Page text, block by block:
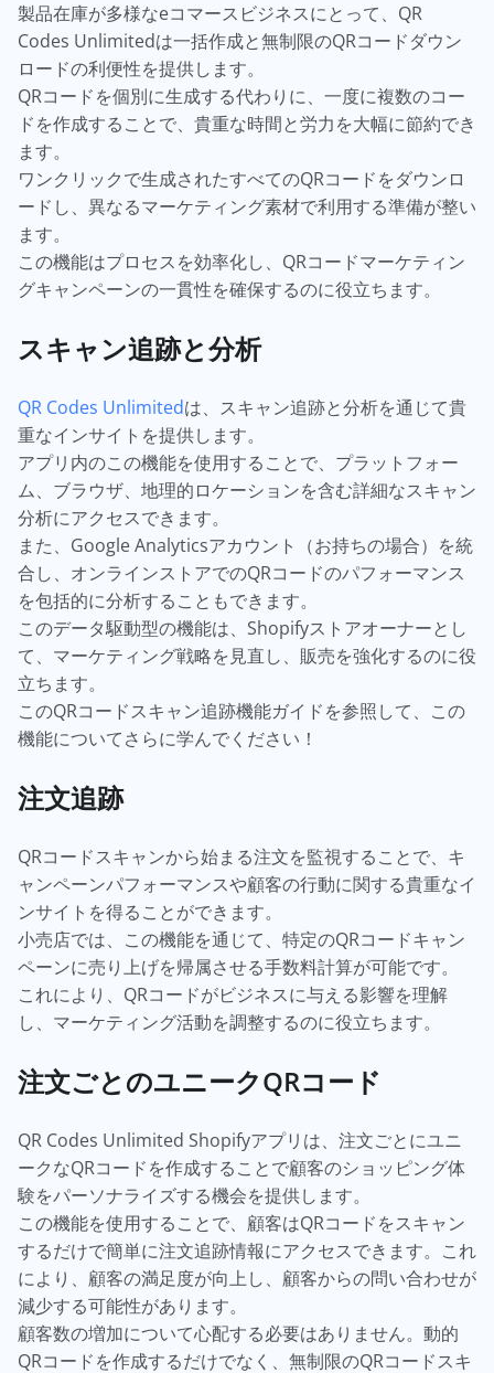
製品在庫が多様なeコマースビジネスにとって、QR
Codes Unlimitedは一括作成と無制限のQRコードダウン
ロードの利便性を提供します。
QRコードを個別に生成する代わりに、一度に複数のコー
ドを作成することで、貴重な時間と労力を大幅に節約でき
ます。
ワンクリックで生成されたすべてのQRコードをダウンロ
ードし、異なるマーケティング素材で利用する準備が整い
ます。
この機能はプロセスを効率化し、QRコードマーケティン
グキャンペーンの一貫性を確保するのに役立ちます。
スキャン追跡と分析
QR Codes Unlimitedは、スキャン追跡と分析を通じて貴
重なインサイトを提供します。
アプリ内のこの機能を使用することで、プラットフォー
ム、ブラウザ、地理的ロケーションを含む詳細なスキャン
分析にアクセスできます。
また、Google Analyticsアカウント（お持ちの場合）を統
合し、オンラインストアでのQRコードのパフォーマンス
を包括的に分析することもできます。
このデータ駆動型の機能は、Shopifyストアオーナーとし
て、マーケティング戦略を見直し、販売を強化するのに役
立ちます。
このQRコードスキャン追跡機能ガイドを参照して、この
機能についてさらに学んでください！
注文追跡
QRコードスキャンから始まる注文を監視することで、キ
ャンペーンパフォーマンスや顧客の行動に関する貴重なイ
ンサイトを得ることができます。
小売店では、この機能を通じて、特定のQRコードキャン
ペーンに売り上げを帰属させる手数料計算が可能です。
これにより、QRコードがビジネスに与える影響を理解
し、マーケティング活動を調整するのに役立ちます。
注文ごとのユニークQRコード
QR Codes Unlimited Shopifyアプリは、注文ごとにユニ
ークなQRコードを作成することで顧客のショッピング体
験をパーソナライズする機会を提供します。
この機能を使用することで、顧客はQRコードをスキャン
するだけで簡単に注文追跡情報にアクセスできます。これ
により、顧客の満足度が向上し、顧客からの問い合わせが
減少する可能性があります。
顧客数の増加について心配する必要はありません。動的
QRコードを作成するだけでなく、無制限のQRコードスキ